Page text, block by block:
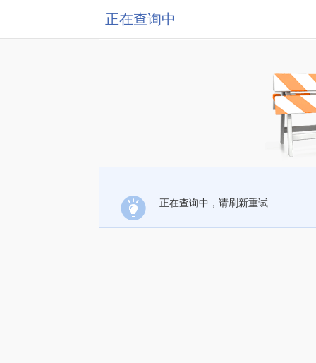
正在查询中
正在查询中，请刷新重试